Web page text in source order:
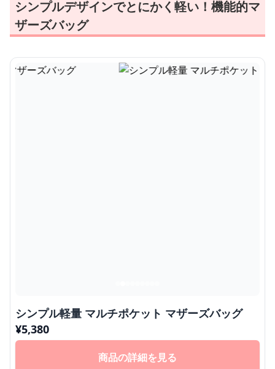
シンプルデザインでとにかく軽い！機能的マ
ザーズバッグ
シンプル軽量 マルチポケット マザーズバッグ
¥5,380
商品の詳細を見る